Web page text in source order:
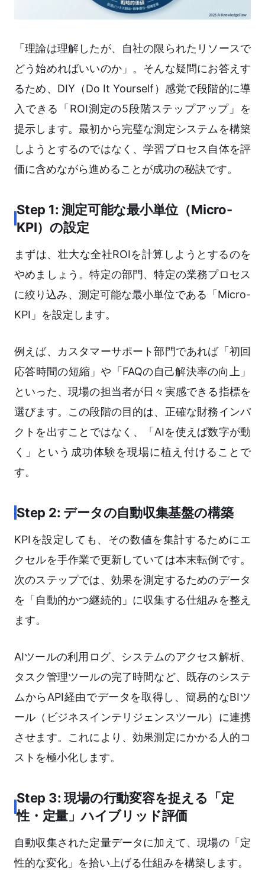
「理論は理解したが、自社の限られたリソースで
どう始めればいいのか」。そんな疑問にお答えす
るため、DIY（Do It Yourself）感覚で段階的に導
入できる「ROI測定の5段階ステップアップ」を
提示します。最初から完璧な測定システムを構築
しようとするのではなく、学習プロセス自体を評
価に含めながら進めることが成功の秘訣です。
Step 1: 測定可能な最小単位（Micro-
KPI）の設定
まずは、壮大な全社ROIを計算しようとするのを
やめましょう。特定の部門、特定の業務プロセス
に絞り込み、測定可能な最小単位である「Micro-
KPI」を設定します。
例えば、カスタマーサポート部門であれば「初回
応答時間の短縮」や「FAQの自己解決率の向上」
といった、現場の担当者が日々実感できる指標を
選びます。この段階の目的は、正確な財務インパ
クトを出すことではなく、「AIを使えば数字が動
く」という成功体験を現場に植え付けることで
す。
Step 2: データの自動収集基盤の構築
KPIを設定しても、その数値を集計するためにエ
クセルを手作業で更新していては本末転倒です。
次のステップでは、効果を測定するためのデータ
を「自動的かつ継続的」に収集する仕組みを整え
ます。
AIツールの利用ログ、システムのアクセス解析、
タスク管理ツールの完了時間など、既存のシステ
ムからAPI経由でデータを取得し、簡易的なBIツ
ール（ビジネスインテリジェンスツール）に連携
させます。これにより、効果測定にかかる人的コ
ストを極小化します。
Step 3: 現場の行動変容を捉える「定
性・定量」ハイブリッド評価
自動収集された定量データに加えて、現場の「定
性的な変化」を拾い上げる仕組みを構築します。